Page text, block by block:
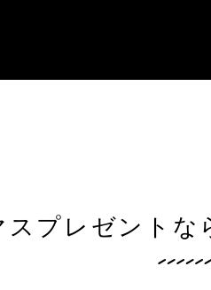
スプレゼントな